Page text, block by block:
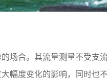
场合。其流量测量不受支流
幅度变化的影响，同时也